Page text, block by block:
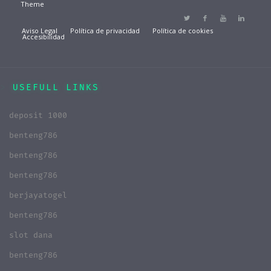
Theme
Aviso Legal Política de privacidad Política de cookies
Accesibilidad
USEFULL LINKS
deposit 1000
benteng786
benteng786
benteng786
berjayatogel
benteng786
slot dana
benteng786